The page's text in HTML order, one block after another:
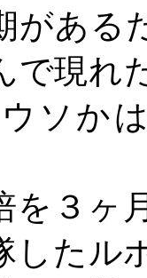
がある
で現れ
ソか
を３ヶ
したル